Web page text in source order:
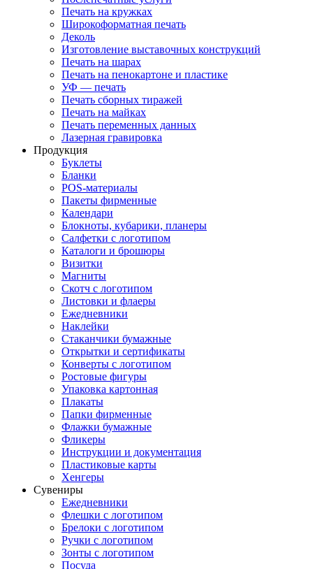
Печать на кружках
Широкоформатная печать
Деколь
Изготовление выставочных конструкций
Печать на шарах
Печать на пенокартоне и пластике
УФ — печать
Печать сборных тиражей
Печать на майках
Печать переменных данных
Лазерная гравировка
Продукция
Буклеты
Бланки
POS-материалы
Пакеты фирменные
Календари
Блокноты, кубарики, планеры
Салфетки с логотипом
Каталоги и брошюры
Визитки
Магниты
Скотч с логотипом
Листовки и флаеры
Ежедневники
Наклейки
Стаканчики бумажные
Открытки и сертификаты
Конверты с логотипом
Ростовые фигуры
Упаковка картонная
Плакаты
Папки фирменные
Флажки бумажные
Фликеры
Инструкции и документация
Пластиковые карты
Хенгеры
Сувениры
Ежедневники
Флешки с логотипом
Брелоки с логотипом
Ручки с логотипом
Зонты с логотипом
Посуда